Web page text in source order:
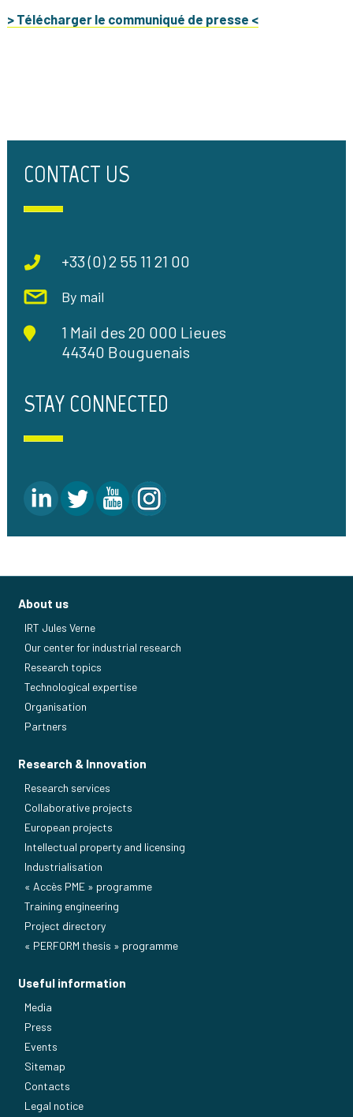
> Télécharger le communiqué de presse <
CONTACT US
+33 (0) 2 55 11 21 00
By mail
1 Mail des 20 000 Lieues
44340 Bouguenais
STAY CONNECTED
About us
IRT Jules Verne
Our center for industrial research
Research topics
Technological expertise
Organisation
Partners
Research & Innovation
Research services
Collaborative projects
European projects
Intellectual property and licensing
Industrialisation
« Accès PME » programme
Training engineering
Project directory
« PERFORM thesis » programme
Useful information
Media
Press
Events
Sitemap
Contacts
Legal notice